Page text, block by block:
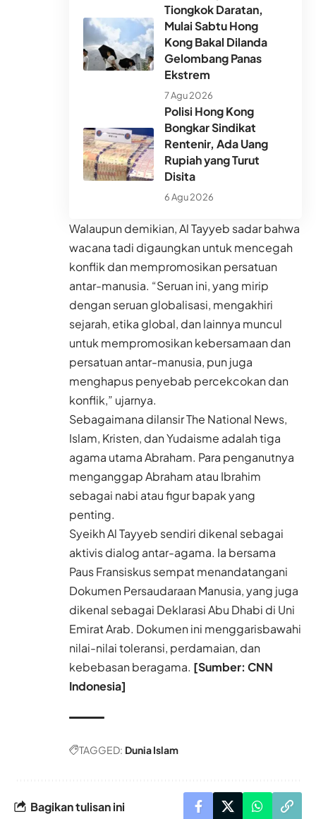
Tiongkok Daratan,
Mulai Sabtu Hong
Kong Bakal Dilanda
Gelombang Panas
Ekstrem
7 Agu 2026
Polisi Hong Kong
Bongkar Sindikat
Rentenir, Ada Uang
Rupiah yang Turut
Disita
6 Agu 2026
Walaupun demikian, Al Tayyeb sadar bahwa
wacana tadi digaungkan untuk mencegah
konflik dan mempromosikan persatuan
antar-manusia. “Seruan ini, yang mirip
dengan seruan globalisasi, mengakhiri
sejarah, etika global, dan lainnya muncul
untuk mempromosikan kebersamaan dan
persatuan antar-manusia, pun juga
menghapus penyebab percekcokan dan
konflik,” ujarnya.
Sebagaimana dilansir The National News,
Islam, Kristen, dan Yudaisme adalah tiga
agama utama Abraham. Para penganutnya
menganggap Abraham atau Ibrahim
sebagai nabi atau figur bapak yang
penting.
Syeikh Al Tayyeb sendiri dikenal sebagai
aktivis dialog antar-agama. Ia bersama
Paus Fransiskus sempat menandatangani
Dokumen Persaudaraan Manusia, yang juga
dikenal sebagai Deklarasi Abu Dhabi di Uni
Emirat Arab. Dokumen ini menggarisbawahi
nilai-nilai toleransi, perdamaian, dan
kebebasan beragama. [Sumber: CNN
Indonesia]
TAGGED: Dunia Islam
Bagikan tulisan ini